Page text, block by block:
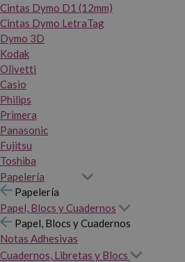
Cintas Dymo D1 (12mm)
Cintas Dymo LetraTag
Dymo 3D
Kodak
Olivetti
Casio
Philips
Primera
Panasonic
Fujitsu
Toshiba
Papelería
Papelería
Papel, Blocs y Cuadernos
Papel, Blocs y Cuadernos
Notas Adhesivas
Cuadernos, Libretas y Blocs